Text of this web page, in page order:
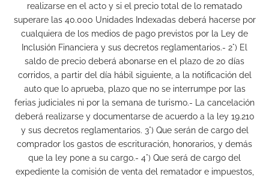
realizarse en el acto y si el precio total de lo rematado
superare las 40.000 Unidades Indexadas deberá hacerse por
cualquiera de los medios de pago previstos por la Ley de
Inclusión Financiera y sus decretos reglamentarios.- 2°) El
saldo de precio deberá abonarse en el plazo de 20 días
corridos, a partir del día hábil siguiente, a la notificación del
auto que lo aprueba, plazo que no se interrumpe por las
ferias judiciales ni por la semana de turismo.- La cancelación
deberá realizarse y documentarse de acuerdo a la ley 19.210
y sus decretos reglamentarios. 3°) Que serán de cargo del
comprador los gastos de escrituración, honorarios, y demás
que la ley pone a su cargo.- 4°) Que será de cargo del
expediente la comisión de venta del rematador e impuestos,